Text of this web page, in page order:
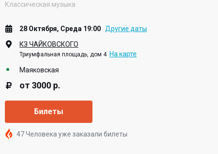
Классическая музыка
28 Октября, Среда 19:00
Другие даты
КЗ ЧАЙКОВСКОГО
Триумфальная площадь, дом 4 На карте
Маяковская
от 3000 р.
Билеты
47 Человека уже заказали билеты